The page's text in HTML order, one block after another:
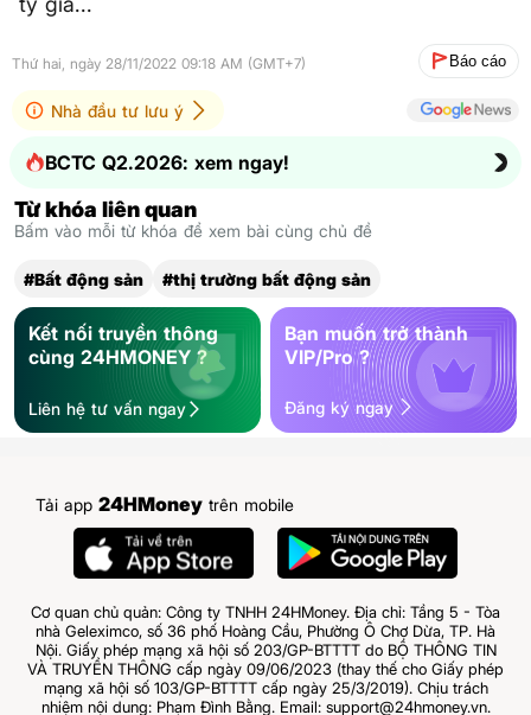
Thứ hai, ngày 28/11/2022 09:18 AM (GMT+7) Báo cáo
Nhà đầu tư lưu ý
BCTC Q2.2026: xem ngay!
Từ khóa liên quan
Bấm vào mỗi từ khóa để xem bài cùng chủ đề
#Bất động sản #thị trường bất động sản
Kết nối truyền thông
cùng 24HMONEY ?
Liên hệ tư vấn ngay
Bạn muốn trở thành
VIP/Pro ?
Đăng ký ngay
Tải app 24HMoney trên mobile
Cơ quan chủ quản: Công ty TNHH 24HMoney. Địa chỉ: Tầng 5 - Tòa
nhà Geleximco, số 36 phố Hoàng Cầu, Phường Ô Chợ Dừa, TP. Hà
Nội. Giấy phép mạng xã hội số 203/GP-BTTTT do BỘ THÔNG TIN
VÀ TRUYỀN THÔNG cấp ngày 09/06/2023 (thay thế cho Giấy phép
mạng xã hội số 103/GP-BTTTT cấp ngày 25/3/2019). Chịu trách
nhiệm nội dung: Phạm Đình Bằng. Email: support@24hmoney.vn.